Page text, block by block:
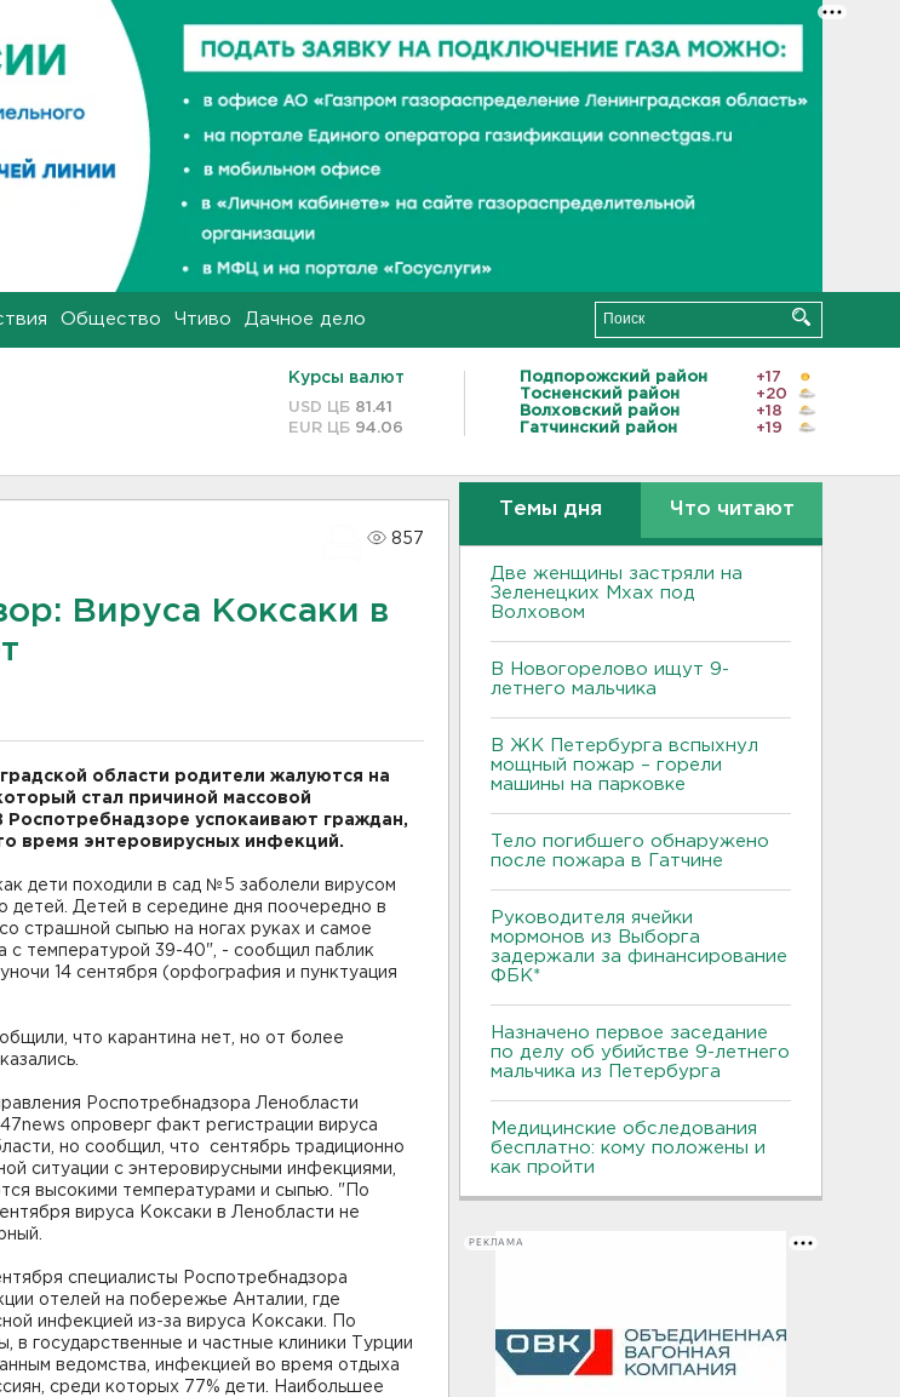
Общество Чтиво Дачное дело
Курсы валют
USD ЦБ 81.41
EUR ЦБ 94.06
Подпорожский район
+17
Тосненский район
+20
Волховский район
+18
Гатчинский район
+19
857
Вируса Коксаки в
области родители жалуются на
стал причиной массовой
Роспотребнадзоре успокаивают граждан,
время энтеровирусных инфекций.
дети походили в сад №5 заболели вирусом
детей. Детей в середине дня поочередно в
страшной сыпью на ногах руках и самое
с температурой 39-40", - сообщил паблик
14 сентября (орфография и пунктуация
что карантина нет, но от более
Роспотребнадзора Ленобласти
опроверг факт регистрации вируса
но сообщил, что сентябрь традиционно
ситуации с энтеровирусными инфекциями,
высокими температурами и сыпью. "По
вируса Коксаки в Ленобласти не
специалисты Роспотребнадзора
отелей на побережье Анталии, где
инфекцией из-за вируса Коксаки. По
в государственные и частные клиники Турции
ведомства, инфекцией во время отдыха
среди которых 77% дети. Наибольшее
Темы дня Что читают
Две женщины застряли на
Зеленецких Мхах под
Волховом
В Новогорелово ищут 9-
летнего мальчика
В ЖК Петербурга вспыхнул
мощный пожар – горели
машины на парковке
Тело погибшего обнаружено
после пожара в Гатчине
Руководителя ячейки
мормонов из Выборга
задержали за финансирование
ФБК*
Назначено первое заседание
по делу об убийстве 9-летнего
мальчика из Петербурга
Медицинские обследования
бесплатно: кому положены и
как пройти
РЕКЛАМА